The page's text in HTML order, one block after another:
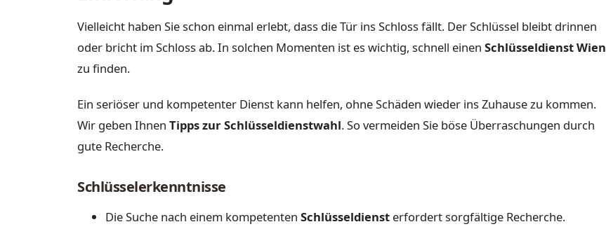
Vielleicht haben Sie schon einmal erlebt, dass die Tür ins Schloss fällt. Der Schlüssel bleibt drinnen
oder bricht im Schloss ab. In solchen Momenten ist es wichtig, schnell einen Schlüsseldienst Wien
zu finden.
Ein seriöser und kompetenter Dienst kann helfen, ohne Schäden wieder ins Zuhause zu kommen.
Wir geben Ihnen Tipps zur Schlüsseldienstwahl. So vermeiden Sie böse Überraschungen durch
gute Recherche.
Schlüsselerkenntnisse
Die Suche nach einem kompetenten Schlüsseldienst erfordert sorgfältige Recherche.